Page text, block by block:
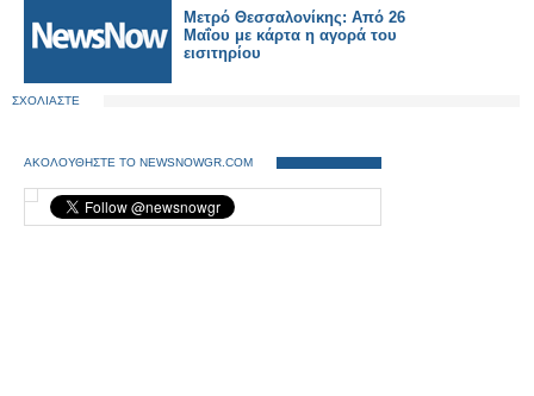
με τη διανομή φαρμάκων κατ΄
οίκον»
Μετρό Θεσσαλονίκης: Από 26
Μαΐου με κάρτα η αγορά του
εισιτηρίου
ΣΧΟΛΙΑΣΤΕ
ΑΚΟΛΟΥΘΗΣΤΕ ΤΟ NEWSNOWGR.COM